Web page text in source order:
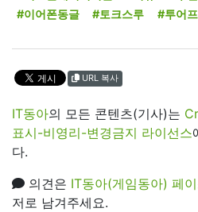
#이어폰동글
#토크스루 #투어
URL 복사
IT동아의 모든 콘텐츠(기사)는
표시-비영리-변경금지 라이선스
다.
의견은 IT동아(게임동아) 페
저로 남겨주세요.